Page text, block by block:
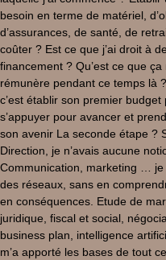
besoin en terme de matériel,
d’assurances, de santé, de
coûter ? Est ce que j’ai droit à
financement ? Qu’est ce que
rémunère pendant ce temps là
c’est établir son premier
s’appuyer pour avancer et
son avenir La seconde étape ?
Direction, je n’avais aucune
Communication, marketing … je
des réseaux, sans en
en conséquences. Etude de
juridique, fiscal et social,
business plan, intelligence
m’a apporté les bases de tout